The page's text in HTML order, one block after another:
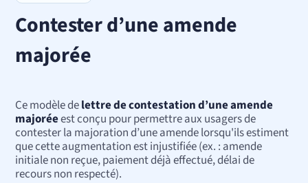
Contester d’une amende
majorée
Ce modèle delettre de contestation d’une amende
majoréeest conçu pour permettre aux usagers de
contester la majoration d’une amende lorsqu'ils estiment
que cette augmentation est injustifiée (ex. : amende
initiale non reçue, paiement déjà effectué, délai de
recours non respecté).